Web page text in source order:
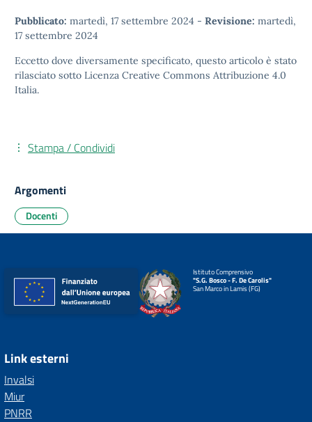
Pubblicato: martedì, 17 settembre 2024 - Revisione: martedì,
17 settembre 2024
Eccetto dove diversamente specificato, questo articolo è stato
rilasciato sotto Licenza Creative Commons Attribuzione 4.0
Italia.
Stampa / Condividi
Argomenti
Docenti
Istituto Comprensivo
"S.G. Bosco - F. De Carolis"
San Marco in Lamis (FG)
Link esterni
Invalsi
Miur
PNRR